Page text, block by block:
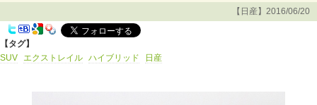
【日産】2016/06/20
【タグ】
SUV
エクストレイル ハイブリッド 日産